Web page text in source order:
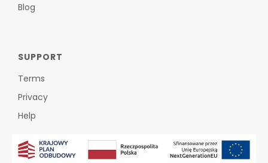
Blog
SUPPORT
Terms
Privacy
Help